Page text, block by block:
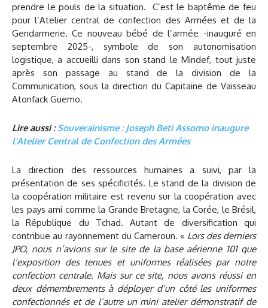
prendre le pouls de la situation. C’est le baptême de feu
pour l’Atelier central de confection des Armées et de la
Gendarmerie. Ce nouveau bébé de l’armée -inauguré en
septembre 2025-, symbole de son autonomisation
logistique, a accueilli dans son stand le Mindef, tout juste
après son passage au stand de la division de la
Communication, sous la direction du Capitaine de Vaisseau
Atonfack Guemo.
Lire aussi :Souverainisme : Joseph Beti Assomo inaugure
l’Atelier Central de Confection des Armées
La direction des ressources humaines a suivi, par la
présentation de ses spécificités. Le stand de la division de
la coopération militaire est revenu sur la coopération avec
les pays ami comme la Grande Bretagne, la Corée, le Brésil,
la République du Tchad. Autant de diversification qui
contribue au rayonnement du Cameroun. « Lors des derniers
JPO, nous n’avions sur le site de la base aérienne 101 que
l’exposition des tenues et uniformes réalisées par notre
confection centrale. Mais sur ce site, nous avons réussi en
deux démembrements à déployer d’un côté les uniformes
confectionnés et de l’autre un mini atelier démonstratif de